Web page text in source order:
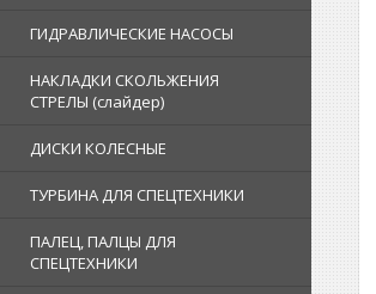
ГИДРАВЛИЧЕСКИЕ НАСОСЫ
НАКЛАДКИ СКОЛЬЖЕНИЯ
СТРЕЛЫ (слайдер)
ДИСКИ КОЛЕСНЫЕ
ТУРБИНА ДЛЯ СПЕЦТЕХНИКИ
ПАЛЕЦ, ПАЛЦЫ ДЛЯ
СПЕЦТЕХНИКИ